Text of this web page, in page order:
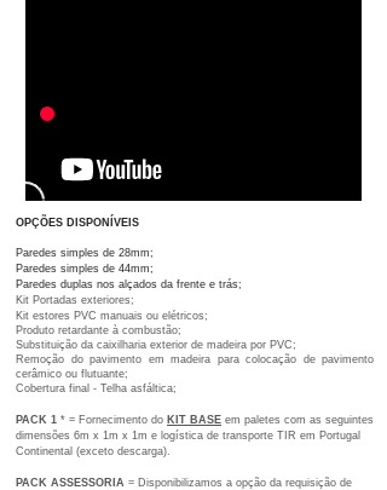
OPÇÕES DISPONÍVEIS
Paredes simples de 28mm;
Paredes simples de 44mm;
Paredes duplas nos alçados da frente e trás;
Kit Portadas exteriores;
Kit estores PVC manuais ou elétricos;
Produto retardante à combustão;
Substituição da caixilharia exterior de madeira por PVC;
Remoção do pavimento em madeira para colocação de pavimento
cerâmico ou flutuante;
Cobertura final - Telha asfáltica;
PACK 1 * = Fornecimento do KIT BASE em paletes com as seguintes
dimensões 6m x 1m x 1m e logística de transporte TIR em Portugal
Continental (exceto descarga).
PACK ASSESSORIA = Disponibilizamos a opção da requisição de